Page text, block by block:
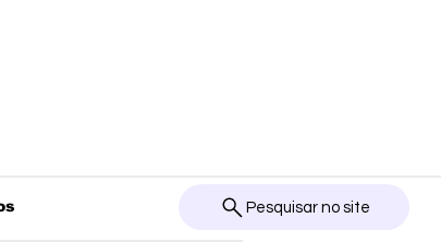
Pesquisar no site